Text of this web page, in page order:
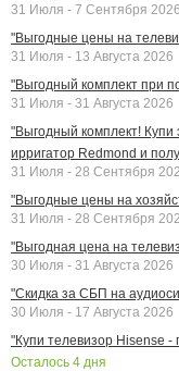
31 Июля - 7 Сентября 2026
"Выгодные цены на
31 Июля - 13 Августа 2026
"Выгодный комплект при
31 Июля - 31 Августа 2026
"Выгодный комплект! Купи
ирригатор Redmond и
31 Июля - 28 Сентября
"Выгодные цены на
31 Июля - 28 Сентября
"Выгодная цена на
30 Июля - 31 Августа 2026
"Скидка за СБП на
30 Июля - 17 Августа 2026
"Купи телевизор Hisense -
Осталось 4 дня